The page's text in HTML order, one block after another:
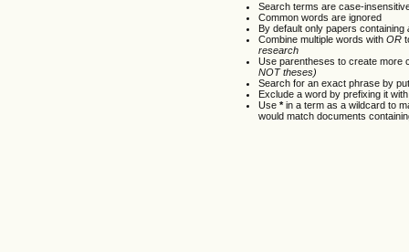
Search terms are case-
Common words are ignored
By default only papers containing
Combine multiple words with OR
research
Use parentheses to create more
NOT theses)
Search for an exact phrase by
Exclude a word by prefixing it
Use *in a term as a wildcard to
would match documents